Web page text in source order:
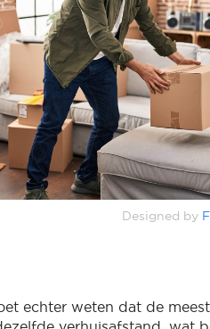
Designed by
echter weten dat de